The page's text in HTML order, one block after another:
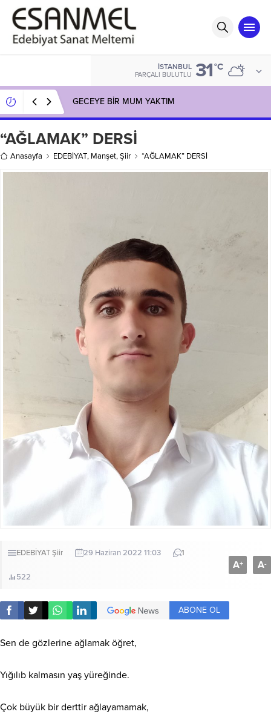
İSTANBUL
PARÇALI BULUTLU 31°C
GECEYE BİR MUM YAKTIM
“AĞLAMAK” DERSİ
Anasayfa EDEBİYAT, Manşet,Şiir “AĞLAMAK” DERSİ
EDEBİYATŞiir 29 Haziran 2022 11:03 1
522
A+ A-
ABONE OL
Sen de gözlerine ağlamak öğret,
Yığılıb kalmasın yaş yüreğinde.
Çok büyük bir derttir ağlayamamak,